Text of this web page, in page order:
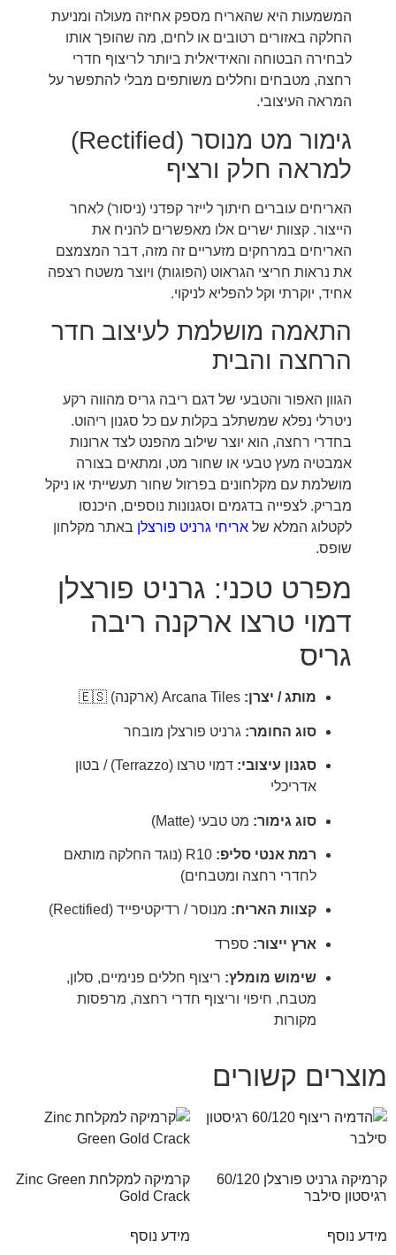
המשמעות היא שהאריח מספק אחיזה מעולה ומניעת
החלקה באזורים רטובים או לחים, מה שהופך אותו
לבחירה הבטוחה והאידיאלית ביותר לריצוף חדרי
רחצה, מטבחים וחללים משותפים מבלי להתפשר על
המראה העיצובי.
גימור מט מנוסר (Rectified)
למראה חלק ורציף
האריחים עוברים חיתוך לייזר קפדני (ניסור) לאחר
הייצור. קצוות ישרים אלו מאפשרים להניח את
האריחים במרחקים מזעריים זה מזה, דבר המצמצם
את נראות חריצי הגראוט (הפוגות) ויוצר משטח רצפה
אחיד, יוקרתי וקל להפליא לניקוי.
התאמה מושלמת לעיצוב חדר
הרחצה והבית
הגוון האפור והטבעי של דגם ריבה גריס מהווה רקע
ניטרלי נפלא שמשתלב בקלות עם כל סגנון ריהוט.
בחדרי רחצה, הוא יוצר שילוב מהפנט לצד ארונות
אמבטיה מעץ טבעי או שחור מט, ומתאים בצורה
מושלמת עם מקלחונים בפרזול שחור תעשייתי או ניקל
מבריק. לצפייה בדגמים וסגנונות נוספים, היכנסו
לקטלוג המלא של אריחי גרניט פורצלן באתר מקלחון
שופס.
מפרט טכני: גרניט פורצלן
דמוי טרצו ארקנה ריבה
גריס
מותג / יצרן:
סוג החומר: גרניט פורצלן מובחר
סגנון עיצובי:
דמוי טרצו (Terrazzo) / בטון
אדריכלי
סוג גימור: מט טבעי (Matte)
רמת אנטי סליפ:
R10 (נוגד החלקה מותאם
לחדרי רחצה ומטבחים)
קצוות האריח: מנוסר / רדיקטיפייד (Rectified)
ארץ ייצור: ספרד
שימוש מומלץ: ריצוף חללים פנימיים, סלון,
מטבח, חיפוי וריצוף חדרי רחצה, מרפסות
מקורות
מוצרים קשורים
קרמיקה גרניט פורצלן 60/120
רגיסטון סילבר
מידע נוסף
קרמיקה למקלחת Zinc Green
Gold Crack
מידע נוסף